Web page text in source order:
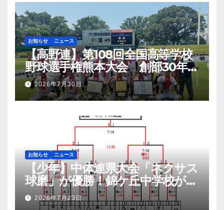
お知らせ ニュース
【高野連】第108回全国高等学校
野球選手権熊本大会 創部30年有
明高校悲願の初優勝
2026年7月30日
お知らせ ニュース
【少年】中体連県大会「ネクサス
球磨」が優勝！錦ケ丘中学校が準
優勝！九州大会へ
2026年7月23日